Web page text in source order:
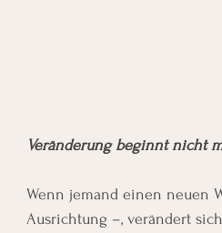
Veränderung beginnt nicht
Wenn jemand einen neuen
Ausrichtung –, verändert